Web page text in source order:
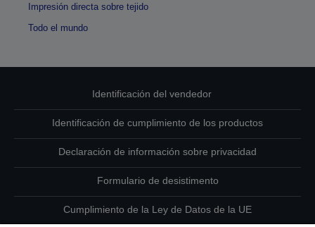
Impresión directa sobre tejido
Todo el mundo
Identificación del vendedor
Identificación de cumplimiento de los productos
Declaración de información sobre privacidad
Formulario de desistimento
Cumplimiento de la Ley de Datos de la UE